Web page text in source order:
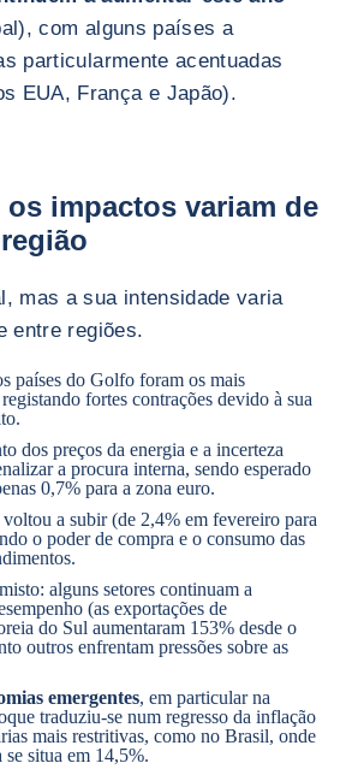
com alguns países a
particularmente acentuadas
EUA, França e Japão).
os impactos variam de
mas a sua intensidade varia
entre regiões.
países do Golfo foram os mais
fortes contrações devido à sua
dos preços da energia e a incerteza
a procura interna, sendo esperado
0,7% para a zona euro.
a subir (de 2,4% em fevereiro para
o poder de compra e o consumo das
alguns setores continuam a
(as exportações de
do Sul aumentaram 153% desde o
outros enfrentam pressões sobre as
emergentes, em particular na
traduziu-se num regresso da inflação
mais restritivas, como no Brasil, onde
situa em 14,5%.